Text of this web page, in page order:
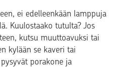
ei edelleenkään lamppuja
Kuulostaako tutulta? Jos
kutsu muuttoavuksi tai
kylään se kaveri tai
porakone ja